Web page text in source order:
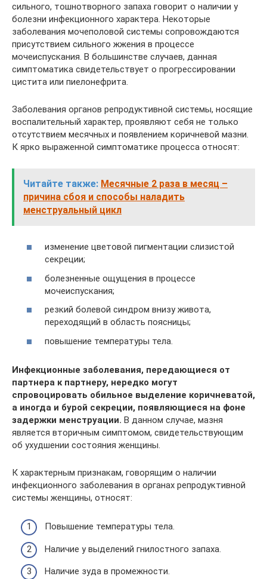
сильного, тошнотворного запаха говорит о наличии у
болезни инфекционного характера. Некоторые
заболевания мочеполовой системы сопровождаются
присутствием сильного жжения в процессе
мочеиспускания. В большинстве случаев, данная
симптоматика свидетельствует о прогрессировании
цистита или пиелонефрита.
Заболевания органов репродуктивной системы, носящие
воспалительный характер, проявляют себя не только
отсутствием месячных и появлением коричневой мазни.
К ярко выраженной симптоматике процесса относят:
Читайте также: Месячные 2 раза в месяц –
причина сбоя и способы наладить
менструальный цикл
изменение цветовой пигментации слизистой
секреции;
болезненные ощущения в процессе
мочеиспускания;
резкий болевой синдром внизу живота,
переходящий в область поясницы;
повышение температуры тела.
Инфекционные заболевания, передающиеся от
партнера к партнеру, нередко могут
спровоцировать обильное выделение коричневатой,
а иногда и бурой секреции, появляющиеся на фоне
задержки менструации. В данном случае, мазня
является вторичным симптомом, свидетельствующим
об ухудшении состояния женщины.
К характерным признакам, говорящим о наличии
инфекционного заболевания в органах репродуктивной
системы женщины, относят:
Повышение температуры тела.
Наличие у выделений гнилостного запаха.
Наличие зуда в промежности.